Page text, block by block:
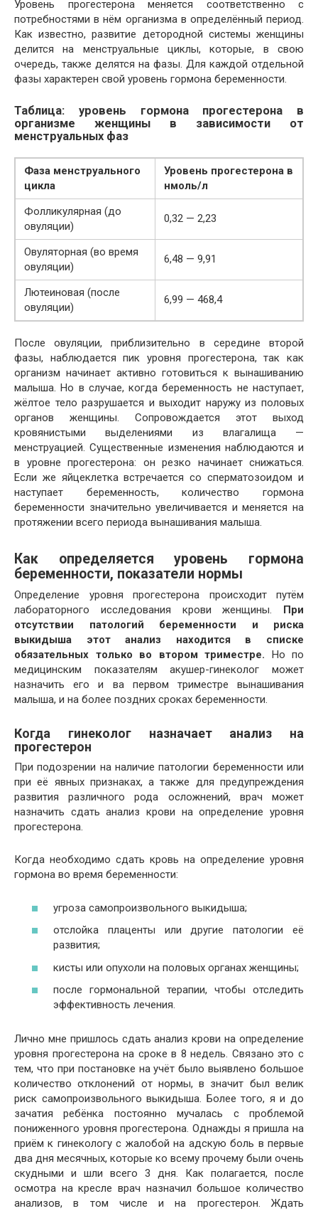
Уровень прогестерона меняется соответственно с
потребностями в нём организма в определённый период.
Как известно, развитие детородной системы женщины
делится на менструальные циклы, которые, в свою
очередь, также делятся на фазы. Для каждой отдельной
фазы характерен свой уровень гормона беременности.
Таблица: уровень гормона прогестерона в
организме женщины в зависимости от
менструальных фаз
Фаза менструального
цикла
Уровень прогестерона в
нмоль/л
Фолликулярная (до
овуляции)
0,32 — 2,23
Овуляторная (во время
овуляции)
6,48 — 9,91
Лютеиновая (после
овуляции)
6,99 — 468,4
После овуляции, приблизительно в середине второй
фазы, наблюдается пик уровня прогестерона, так как
организм начинает активно готовиться к вынашиванию
малыша. Но в случае, когда беременность не наступает,
жёлтое тело разрушается и выходит наружу из половых
органов женщины. Сопровождается этот выход
кровянистыми выделениями из влагалища —
менструацией. Существенные изменения наблюдаются и
в уровне прогестерона: он резко начинает снижаться.
Если же яйцеклетка встречается со сперматозоидом и
наступает беременность, количество гормона
беременности значительно увеличивается и меняется на
протяжении всего периода вынашивания малыша.
Как определяется уровень гормона
беременности, показатели нормы
Определение уровня прогестерона происходит путём
лабораторного исследования крови женщины.
При
отсутствии патологий беременности и риска
выкидыша этот анализ находится в списке
обязательных только во втором триместре. Но по
медицинским показателям акушер-гинеколог может
назначить его и ва первом триместре вынашивания
малыша, и на более поздних сроках беременности.
Когда гинеколог назначает анализ на
прогестерон
При подозрении на наличие патологии беременности или
при её явных признаках, а также для предупреждения
развития различного рода осложнений, врач может
назначить сдать анализ крови на определение уровня
прогестерона.
Когда необходимо сдать кровь на определение уровня
гормона во время беременности:
угроза самопроизвольного выкидыша;
отслойка плаценты или другие патологии её
развития;
кисты или опухоли на половых органах женщины;
после гормональной терапии, чтобы отследить
эффективность лечения.
Лично мне пришлось сдать анализ крови на определение
уровня прогестерона на сроке в 8 недель. Связано это с
тем, что при постановке на учёт было выявлено большое
количество отклонений от нормы, в значит был велик
риск самопроизвольного выкидыша. Более того, я и до
зачатия ребёнка постоянно мучалась с проблемой
пониженного уровня прогестерона. Однажды я пришла на
приём к гинекологу с жалобой на адскую боль в первые
два дня месячных, которые ко всему прочему были очень
скудными и шли всего 3 дня. Как полагается, после
осмотра на кресле врач назначил большое количество
анализов, в том числе и на прогестерон. Ждать